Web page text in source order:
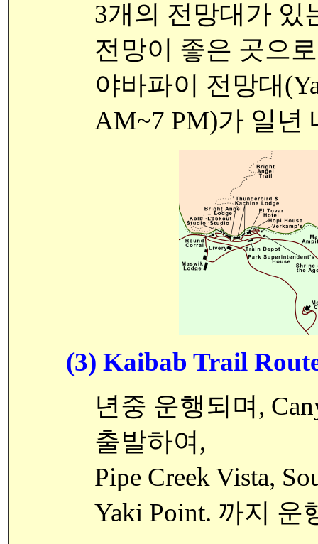
3개의 전망대가 있
전망이 좋은 곳으
야바파이 전망대
AM~7 PM)가 일년
(3) Kaibab Trail
년중 운행되며,
출발하여,
Pipe Creek Vista,
Yaki Point. 까지 운